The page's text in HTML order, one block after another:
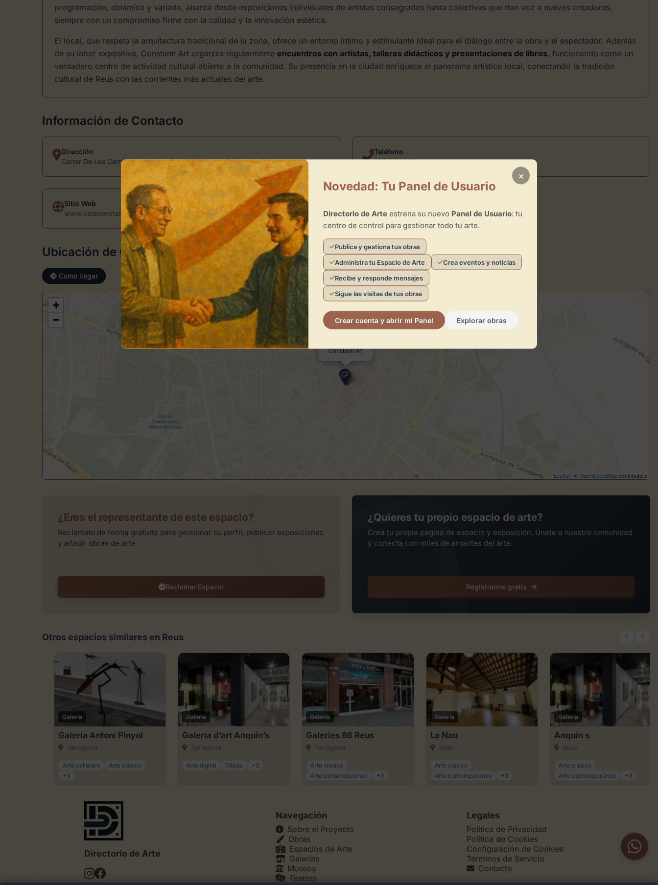
programación, dinámica y variada, abarca desde exposiciones individuales de artistas consagrados hasta colectivas que dan voz a nuevos creadores,
siempre con un compromiso firme con la calidad y la innovación estética.
El local, que respeta la arquitectura tradicional de la zona, ofrece un entorno íntimo y estimulante ideal para el diálogo entre la obra y el espectador. Además
de su labor expositiva, Constantí Art organiza regularmente encuentros con artistas, talleres didácticos y presentaciones de libros, funcionando como un
verdadero centro de actividad cultural abierto a la comunidad. Su presencia en la ciudad enriquece el panorama artístico local, conectando la tradición
cultural de Reus con las corrientes más actuales del arte.
Información de Contacto
Dirección
Carrer De Les Carnisseries Velles, 3a, 43201 Reus, Tarragona, Spain
Teléfono
977 34 14 64
Sitio Web
www.salaconstantiart.com
Ubicación de Constantí Art
Cómo llegar
Constantí Art
+
−
Leaflet | ©OpenStreetMapcontributors
¿Eres el representante de este espacio?
Reclámalo de forma gratuita para gestionar su perfil, publicar exposiciones
y añadir obras de arte.
Reclamar Espacio
¿Quieres tu propio espacio de arte?
Crea tu propia página de espacio y exposición. Únete a nuestra comunidad
y conecta con miles de amantes del arte.
Registrarme gratis
Otros espacios similares en Reus
Galería
Galería Antoni Pinyol
Tarragona
Arte callejero
Arte clásico
+3
Galería
Galería d’art Anquin’s
Tarragona
Arte digital Dibujo +3
Galería
Galeries 66 Reus
Tarragona
Arte clásico
Arte contemporáneo
+3
Galería
La Nau
Valls
Arte clásico
Arte contemporáneo
+3
Galería
Anquin s
Reus
Arte clásico
Arte contemporáneo
+3
Directorio de Arte
Navegación
Sobre el Proyecto
Obras
Espacios de Arte
Galerías
Museos
Teatros
Legales
Política de Privacidad
Política de Cookies
Configuración de Cookies
Términos de Servicio
Contacto
×
Novedad: Tu Panel de Usuario
Directorio de Arteestrena su nuevo Panel de Usuario: tu
centro de control para gestionar todo tu arte.
Publica y gestiona tus obras
Administra tu Espacio de Arte
Crea eventos y noticias
Recibe y responde mensajes
Sigue las visitas de tus obras
Crear cuenta y abrir mi Panel Explorar obras